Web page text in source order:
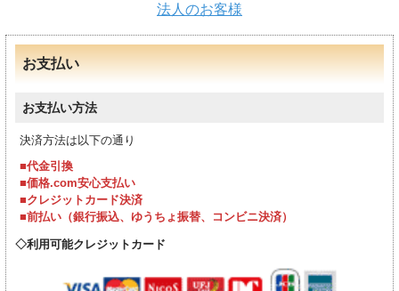
法人のお客様
お支払い
お支払い方法
決済方法は以下の通り
■代金引換
■価格.com安心支払い
■クレジットカード決済
■前払い（銀行振込、ゆうちょ振替、コンビニ決済）
利用可能クレジットカード